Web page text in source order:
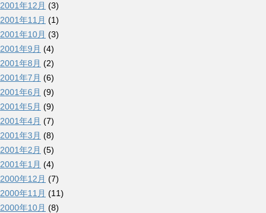
2001年12月 (3)
2001年11月 (1)
2001年10月 (3)
2001年9月 (4)
2001年8月 (2)
2001年7月 (6)
2001年6月 (9)
2001年5月 (9)
2001年4月 (7)
2001年3月 (8)
2001年2月 (5)
2001年1月 (4)
2000年12月 (7)
2000年11月 (11)
2000年10月 (8)